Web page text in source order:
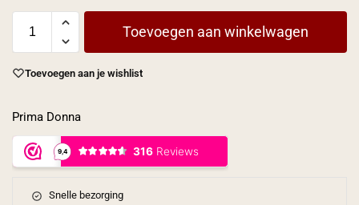
Toevoegen aan winkelwagen
Toevoegen aan je wishlist
Prima Donna
Snelle bezorging